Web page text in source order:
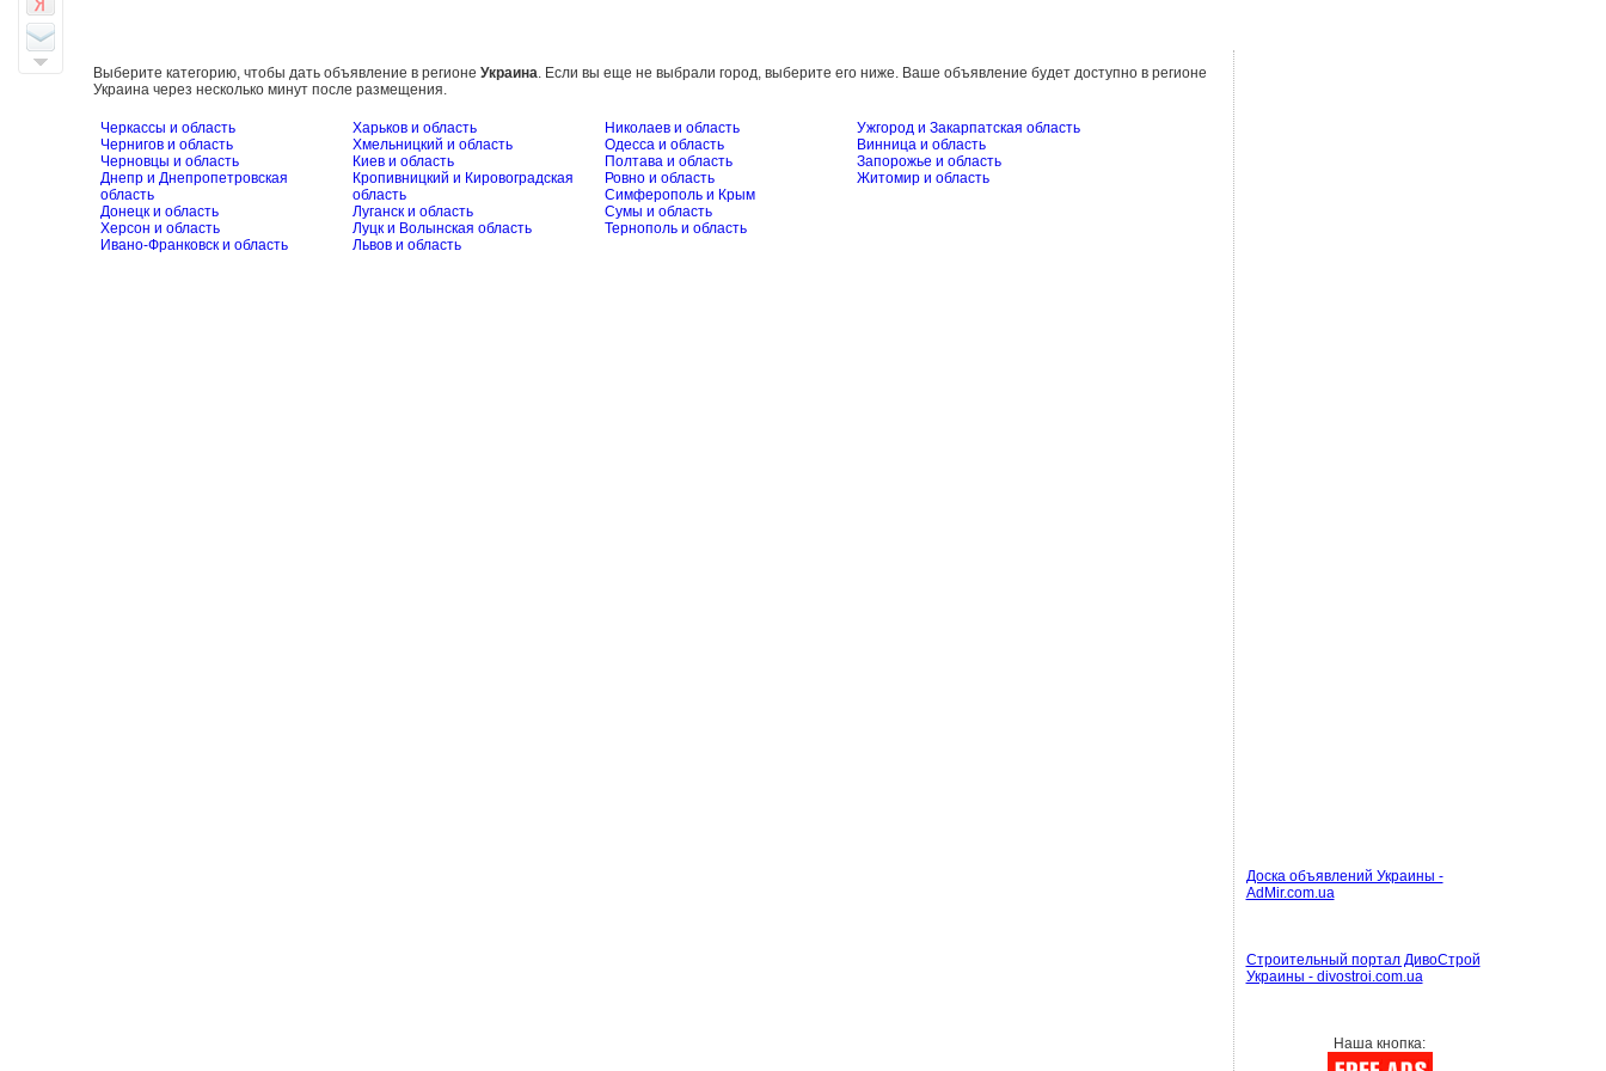
Выберите категорию, чтобы дать объявление в регионе Украина. Если вы еще не выбрали город, выберите его ниже. Ваше объявление будет доступно в регионе
Украина через несколько минут после размещения.
Черкассы и область
Чернигов и область
Черновцы и область
Днепр и Днепропетровская
область
Донецк и область
Херсон и область
Ивано-Франковск и область
Харьков и область
Хмельницкий и область
Киев и область
Кропивницкий и Кировоградская
область
Луганск и область
Луцк и Волынская область
Львов и область
Николаев и область
Одесса и область
Полтава и область
Ровно и область
Симферополь и Крым
Сумы и область
Тернополь и область
Ужгород и Закарпатская область
Винница и область
Запорожье и область
Житомир и область
Доска объявлений Украины -
AdMir.com.ua
Строительный портал ДивоСтрой
Украины - divostroi.com.ua
Наша кнопка: